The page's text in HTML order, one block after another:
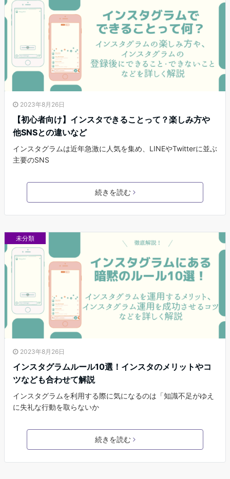
2023年8月26日
【初心者向け】インスタできることって？楽しみ方や
他SNSとの違いなど
インスタグラムは近年急激に人気を集め、LINEやTwitterに並ぶ
主要のSNS
続きを読む
未分類
2023年8月26日
インスタグラムルール10選！インスタのメリットやコ
ツなども合わせて解説
インスタグラムを利用する際に気になるのは「知識不足がゆえ
に失礼な行動を取らないか
続きを読む